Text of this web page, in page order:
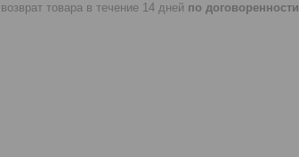
возврат товара в течение 14 дней по договоренности